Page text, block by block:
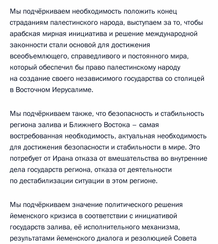
Мы подчёркиваем необходимость положить конец
страданиям палестинского народа, выступаем за то, чтобы
арабская мирная инициатива и решение международной
законности стали основой для достижения
всеобъемлющего, справедливого и постоянного мира,
который обеспечил бы право палестинскому народу
на создание своего независимого государства со столицей
в Восточном Иерусалиме.
Мы подчёркиваем также, что безопасность и стабильность
региона залива и Ближнего Востока – самая
востребованная необходимость, актуальная необходимость
для достижения безопасности и стабильности в мире. Это
потребует от Ирана отказа от вмешательства во внутренние
дела государств региона, отказа от деятельности
по дестабилизации ситуации в этом регионе.
Мы подчёркиваем значение политического решения
йеменского кризиса в соответствии с инициативой
государств залива, её исполнительного механизма,
результатами йеменского диалога и резолюцией Совета